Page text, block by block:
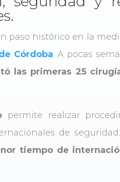
paso histórico en la
Córdoba. A pocas
las primeras 25
permite realizar
de
tiempo de